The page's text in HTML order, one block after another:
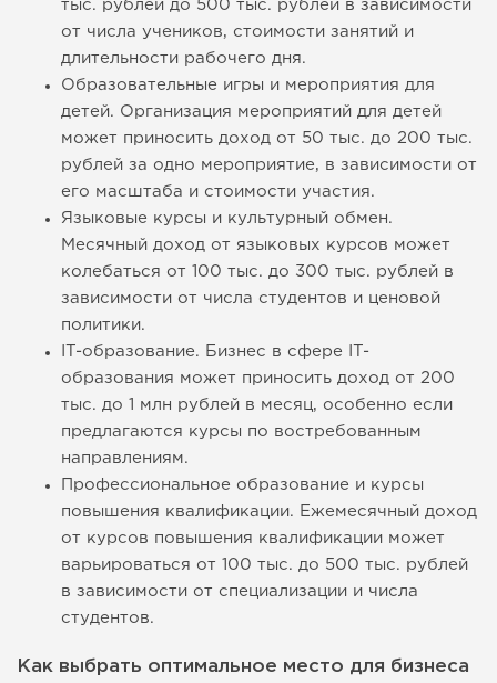
тыс. рублей до 500 тыс. рублей в зависимости
от числа учеников, стоимости занятий и
длительности рабочего дня.
Образовательные игры и мероприятия для
детей. Организация мероприятий для детей
может приносить доход от 50 тыс. до 200 тыс.
рублей за одно мероприятие, в зависимости от
его масштаба и стоимости участия.
Языковые курсы и культурный обмен.
Месячный доход от языковых курсов может
колебаться от 100 тыс. до 300 тыс. рублей в
зависимости от числа студентов и ценовой
политики.
IT-образование. Бизнес в сфере IT-
образования может приносить доход от 200
тыс. до 1 млн рублей в месяц, особенно если
предлагаются курсы по востребованным
направлениям.
Профессиональное образование и курсы
повышения квалификации. Ежемесячный доход
от курсов повышения квалификации может
варьироваться от 100 тыс. до 500 тыс. рублей
в зависимости от специализации и числа
студентов.
Как выбрать оптимальное место для бизнеса